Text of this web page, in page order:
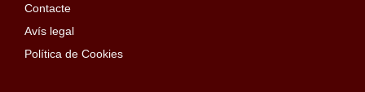
Contacte
Avís legal
Política de Cookies